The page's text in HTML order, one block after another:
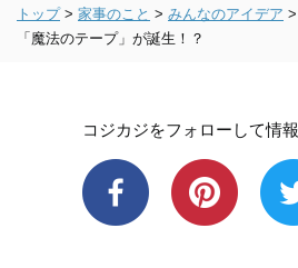
トップ > 家事のこと > みんなのアイデア >
「魔法のテープ」が誕生！？
コジカジをフォローして情